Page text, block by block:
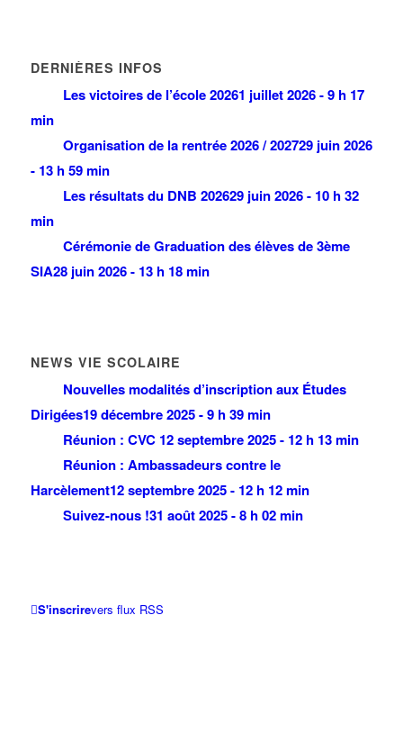
DERNIÈRES INFOS
Les victoires de l’école 20261 juillet 2026 - 9 h 17
min
Organisation de la rentrée 2026 / 202729 juin 2026
- 13 h 59 min
Les résultats du DNB 202629 juin 2026 - 10 h 32
min
Cérémonie de Graduation des élèves de 3ème
SIA28 juin 2026 - 13 h 18 min
NEWS VIE SCOLAIRE
Nouvelles modalités d’inscription aux Études
Dirigées19 décembre 2025 - 9 h 39 min
Réunion : CVC 12 septembre 2025 - 12 h 13 min
Réunion : Ambassadeurs contre le
Harcèlement12 septembre 2025 - 12 h 12 min
Suivez-nous !31 août 2025 - 8 h 02 min
S'inscrirevers flux RSS